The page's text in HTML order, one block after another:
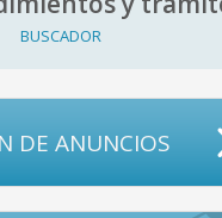
BUSCADOR
DE ANUNCIOS